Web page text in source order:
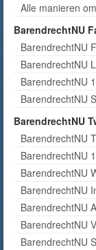
Alle manieren
BarendrechtNU
BarendrechtNU
BarendrechtNU
BarendrechtNU
BarendrechtNU
BarendrechtNU
BarendrechtNU
BarendrechtNU
BarendrechtNU
BarendrechtNU
BarendrechtNU
BarendrechtNU
BarendrechtNU